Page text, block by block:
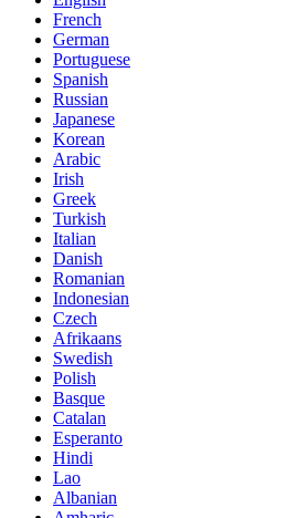
French
German
Portuguese
Spanish
Russian
Japanese
Korean
Arabic
Irish
Greek
Turkish
Italian
Danish
Romanian
Indonesian
Czech
Afrikaans
Swedish
Polish
Basque
Catalan
Esperanto
Hindi
Lao
Albanian